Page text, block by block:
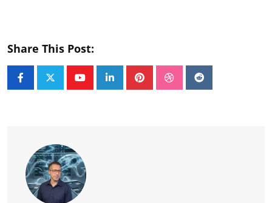
Share This Post:
YoutubeLinkedInPinterestStumbleUpon
Reddit